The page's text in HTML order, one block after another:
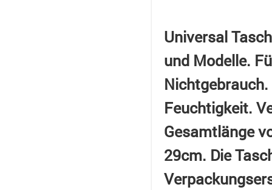
Universal
und Modelle.
Feuchtigkeit.
Gesamtlänge
29cm. Die